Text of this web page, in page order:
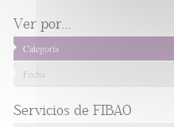
Ver por...
Categoría
Fecha
Servicios de FIBAO